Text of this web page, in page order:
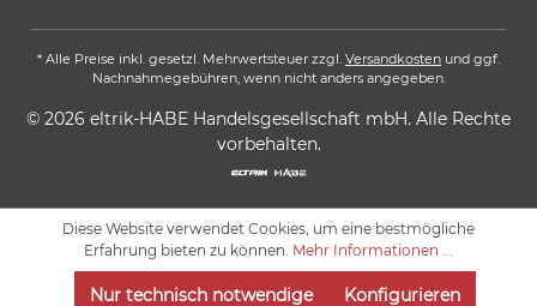
* Alle Preise inkl. gesetzl. Mehrwertsteuer zzgl. Versandkosten und ggf.
Nachnahmegebühren, wenn nicht anders angegeben.
© 2026 eltrik-HABE Handelsgesellschaft mbH. Alle Rechte
vorbehalten.
Diese Website verwendet Cookies, um eine bestmögliche
Erfahrung bieten zu können. Mehr Informationen ...
Nur technisch notwendige Konfigurieren